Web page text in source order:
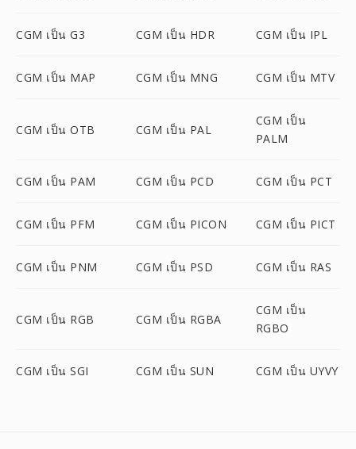
CGM เป็น G3 CGM เป็น HDR CGM เป็น IPL
CGM เป็น MAP CGM เป็น MNG CGM เป็น MTV
CGM เป็น OTB CGM เป็น PAL
CGM เป็น
PALM
CGM เป็น PAM CGM เป็น PCD CGM เป็น PCT
CGM เป็น PFM CGM เป็น PICON CGM เป็น PICT
CGM เป็น PNM CGM เป็น PSD CGM เป็น RAS
CGM เป็น RGB CGM เป็น RGBA
CGM เป็น
RGBO
CGM เป็น SGI CGM เป็น SUN CGM เป็น UYVY